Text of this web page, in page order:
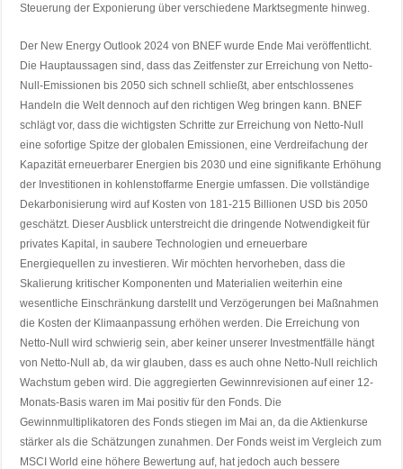
Steuerung der Exponierung über verschiedene Marktsegmente hinweg.
Der New Energy Outlook 2024 von BNEF wurde Ende Mai veröffentlicht.
Die Hauptaussagen sind, dass das Zeitfenster zur Erreichung von Netto-
Null-Emissionen bis 2050 sich schnell schließt, aber entschlossenes
Handeln die Welt dennoch auf den richtigen Weg bringen kann. BNEF
schlägt vor, dass die wichtigsten Schritte zur Erreichung von Netto-Null
eine sofortige Spitze der globalen Emissionen, eine Verdreifachung der
Kapazität erneuerbarer Energien bis 2030 und eine signifikante Erhöhung
der Investitionen in kohlenstoffarme Energie umfassen. Die vollständige
Dekarbonisierung wird auf Kosten von 181-215 Billionen USD bis 2050
geschätzt. Dieser Ausblick unterstreicht die dringende Notwendigkeit für
privates Kapital, in saubere Technologien und erneuerbare
Energiequellen zu investieren. Wir möchten hervorheben, dass die
Skalierung kritischer Komponenten und Materialien weiterhin eine
wesentliche Einschränkung darstellt und Verzögerungen bei Maßnahmen
die Kosten der Klimaanpassung erhöhen werden. Die Erreichung von
Netto-Null wird schwierig sein, aber keiner unserer Investmentfälle hängt
von Netto-Null ab, da wir glauben, dass es auch ohne Netto-Null reichlich
Wachstum geben wird. Die aggregierten Gewinnrevisionen auf einer 12-
Monats-Basis waren im Mai positiv für den Fonds. Die
Gewinnmultiplikatoren des Fonds stiegen im Mai an, da die Aktienkurse
stärker als die Schätzungen zunahmen. Der Fonds weist im Vergleich zum
MSCI World eine höhere Bewertung auf, hat jedoch auch bessere